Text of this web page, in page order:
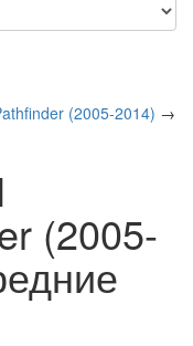
(2005-2014) →
(2005-